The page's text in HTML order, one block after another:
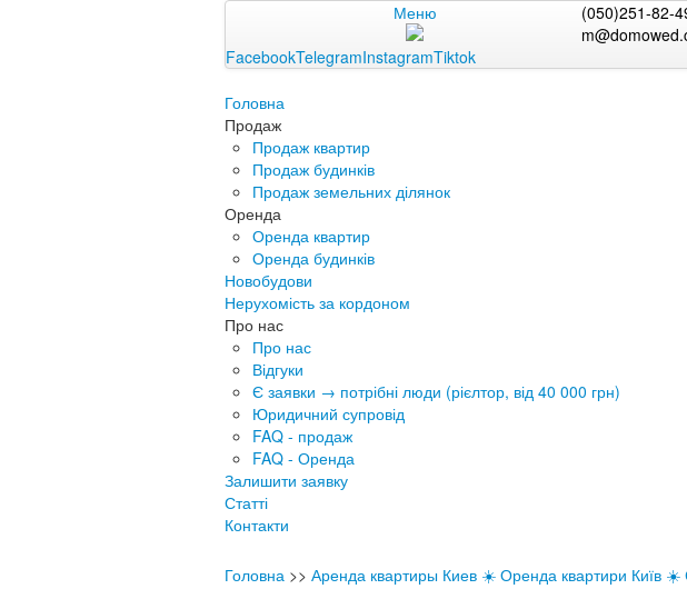
Меню
(050)251-82-
FacebookTelegramInstagramTiktok
Головна
Продаж
Продаж квартир
Продаж будинків
Продаж земельних ділянок
Оренда
Оренда квартир
Оренда будинків
Новобудови
Нерухомість за кордоном
Про нас
Про нас
Відгуки
Є заявки → потрібні люди (рієлтор, від 40 000 грн)
Юридичний супровід
FAQ - продаж
FAQ - Оренда
Залишити заявку
Статті
Контакти
Головна >> Аренда квартиры Киев ☀️ Оренда квартири Київ ☀️